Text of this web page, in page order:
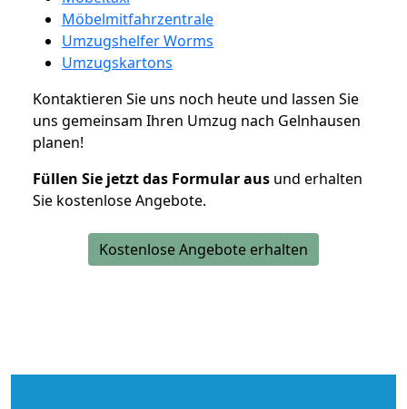
Möbelmitfahrzentrale
Umzugshelfer Worms
Umzugskartons
Kontaktieren Sie uns noch heute und lassen Sie
uns gemeinsam Ihren Umzug nach Gelnhausen
planen!
Füllen Sie jetzt das Formular aus und erhalten
Sie kostenlose Angebote.
Kostenlose Angebote erhalten